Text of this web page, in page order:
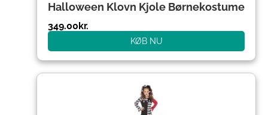
Halloween Klovn Kjole Børnekostume
349.00kr.
KØB NU